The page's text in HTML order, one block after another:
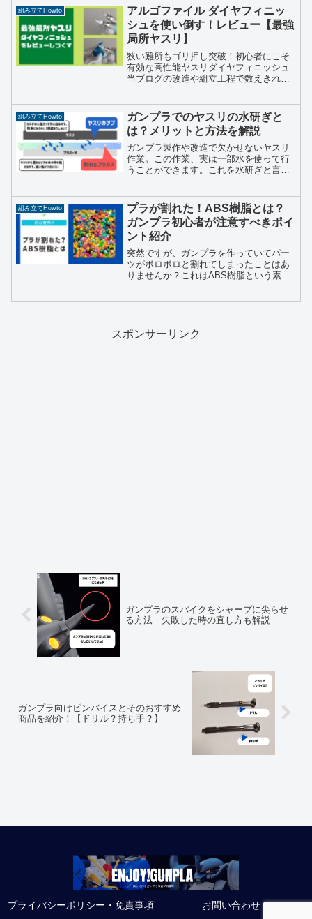
低限ニッパーとヤスリさえあれば組み立
てまでは何とかなります。...
組み立てHowto
アルゴファイル ダイヤフィニッ
シュを使い倒す！レビュー【最強
局所ヤスリ】
狭い難所もゴリ押し突破！初心者にこそ
有効な高性能ヤスリダイヤフィニッシュ
当ブログの改造や組立工程で数えきれな
PRO。当記事では作業実例記事を引用し
ながら、改めてダイヤフ...
組み立てHowto
ガンプラでのヤスリの水研ぎと
は？メリットと方法を解説
ガンプラ製作や改造で欠かせないヤスリ
作業。この作業、実は一部水を使って行
うことができます。これを水研ぎと言い
るのを目にすることはないでしょうか？
筆者もプロモデラーさん...
組み立てHowto
プラが割れた！ABS樹脂とは？
ガンプラ初心者が注意すべきポイ
ント紹介
突然ですが、ガンプラを作っていてパー
ツがボロボロと割れてしまったことはあ
りませんか？これはABS樹脂という素材
スポンサーリンク
ガンプラのスパイクをシャープに尖らせ
る方法 失敗した時の直し方も解説
ガンプラ向けピンバイスとそのおすすめ
商品を紹介！【ドリル？持ち手？】
プライバシーポリシー・免責事項 お問い合わせ